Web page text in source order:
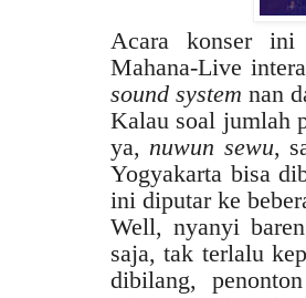
Acara konser ini
Mahana-Live
sound system nan
Kalau soal jumlah
ya, nuwun sewu,
Yogyakarta bisa
ini diputar ke
Well, nyanyi
saja, tak terlalu
dibilang,